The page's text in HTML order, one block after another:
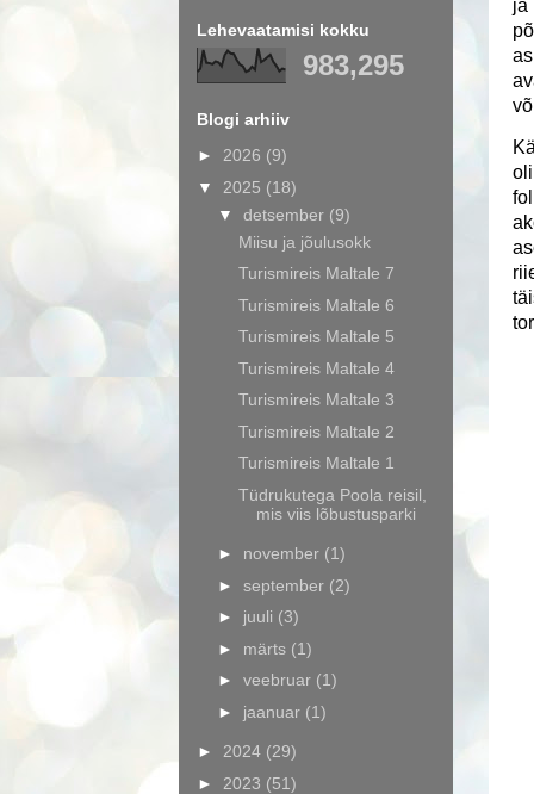
ja
Lehevaatamisi kokku
983,295
Blogi arhiiv
► 2026 (9)
▼ 2025 (18)
▼ detsember (9)
Miisu ja jõulusokk
Turismireis Maltale 7
Turismireis Maltale 6
Turismireis Maltale 5
Turismireis Maltale 4
Turismireis Maltale 3
Turismireis Maltale 2
Turismireis Maltale 1
Tüdrukutega Poola reisil,
mis viis lõbustusparki
► november (1)
► september (2)
► juuli (3)
► märts (1)
► veebruar (1)
► jaanuar (1)
► 2024 (29)
► 2023 (51)